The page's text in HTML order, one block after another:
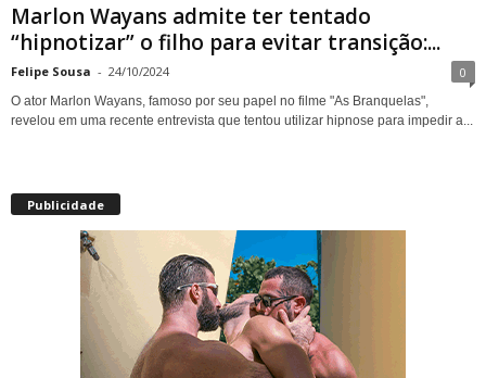
Marlon Wayans admite ter tentado
“hipnotizar” o filho para evitar transição:...
Felipe Sousa - 24/10/2024 0
O ator Marlon Wayans, famoso por seu papel no filme "As Branquelas",
revelou em uma recente entrevista que tentou utilizar hipnose para impedir a...
Publicidade